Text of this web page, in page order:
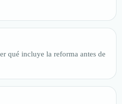
qué incluye la reforma antes de